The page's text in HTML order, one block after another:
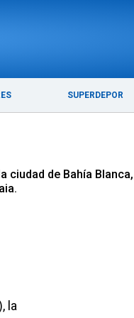
SUPERDEPOR
de Bahía
la